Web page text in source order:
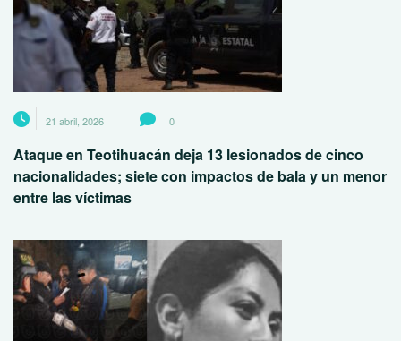
21 abril, 2026 0
Ataque en Teotihuacán deja 13 lesionados de cinco
nacionalidades; siete con impactos de bala y un menor
entre las víctimas